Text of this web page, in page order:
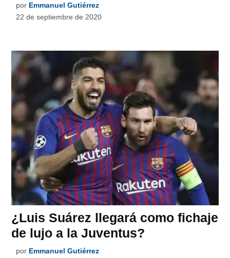
por Emmanuel Gutiérrez
22 de septiembre de 2020
¿Luis Suárez llegará como fichaje
de lujo a la Juventus?
por Emmanuel Gutiérrez